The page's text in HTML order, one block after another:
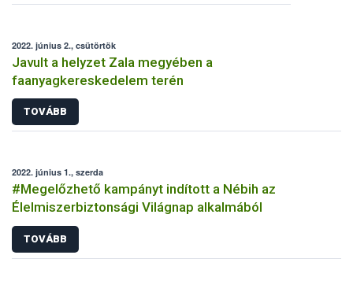
2022. június 2., csütörtök
Javult a helyzet Zala megyében a
faanyagkereskedelem terén
TOVÁBB
2022. június 1., szerda
#Megelőzhető kampányt indított a Nébih az
Élelmiszerbiztonsági Világnap alkalmából
TOVÁBB